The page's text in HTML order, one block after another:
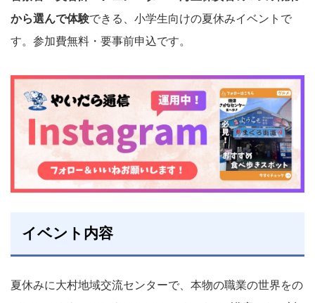
から選んで体験できる、小学生向けの夏休みイベントで
す。参加費無料・要事前申込です。
イベント内容
夏休みに大村地域交流センターで、本物の職業の世界をの